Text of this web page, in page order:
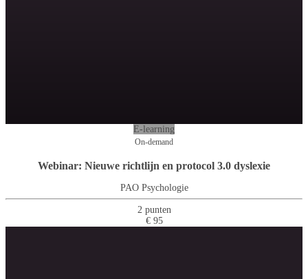
E-learning
On-demand
Webinar: Nieuwe richtlijn en protocol 3.0 dyslexie
PAO Psychologie
2 punten
€ 95